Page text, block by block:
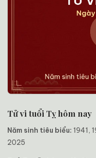
Tử vi tuổi Tỵ hôm nay
Năm sinh tiêu biểu: 1941,
2025